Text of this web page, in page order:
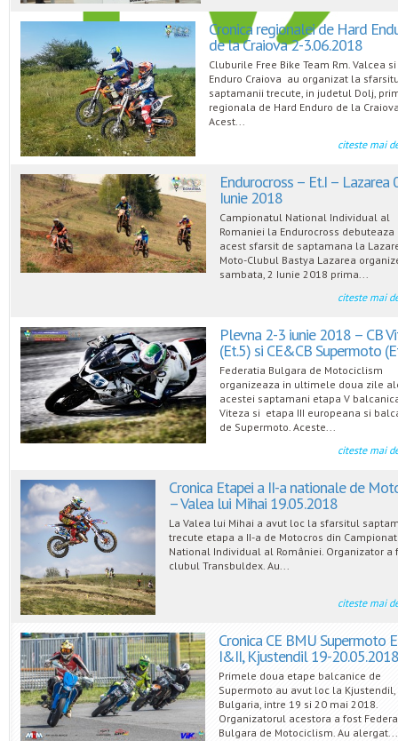
Cronica regionalei de Hard
de la Craiova 2-3.06.2018
Cluburile Free Bike Team Rm. Valcea
Enduro Craiova au organizat la
saptamanii trecute, in judetul Dolj,
regionala de Hard Enduro de la
Acest...
citeste mai
Endurocross – Et.I – Lazarea
Iunie 2018
Campionatul National Individual al
Romaniei la Endurocross debuteaza
acest sfarsit de saptamana la
Moto-Clubul Bastya Lazarea
sambata, 2 Iunie 2018 prima...
citeste mai
Plevna 2-3 iunie 2018 – CB
(Et.5) si CE&CB Supermoto
Federatia Bulgara de Motociclism
organizeaza in ultimele doua zile
acestei saptamani etapa V
Viteza si etapa III europeana si
de Supermoto. Aceste...
citeste mai
Cronica Etapei a II-a nationale de
– Valea lui Mihai 19.05.2018
La Valea lui Mihai a avut loc la sfarsitul
trecute etapa a II-a de Motocros din
National Individual al României. Organizator a
clubul Transbuldex. Au...
citeste mai
Cronica CE BMU Supermoto
I&II, Kjustendil 19-
Primele doua etape balcanice de
Supermoto au avut loc la Kjustendil,
Bulgaria, intre 19 si 20 mai 2018.
Organizatorul acestora a fost
Bulgara de Motociclism. Au alergat...